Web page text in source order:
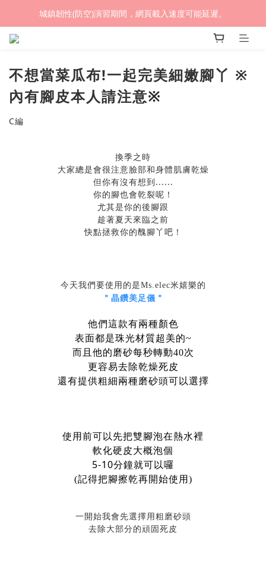
(熱銷加開優惠) 限時滿額贈🎁 LED循環涼風桌扇
城鎮韌性(防空)演習期間，網頁載入速度可能延遲。
(熱銷加開優惠) 限時滿額贈🎁 LED循環涼風桌扇
不想當菜瓜布!一起完美細嫩腳丫 ※
內有腳皮本人請注意※
C編
換季之時
大家總是會很注意臉部和身體肌膚乾燥
但你有沒有想到......
你的腳也會乾裂呢！
尤其是你的後腳跟
趁著夏天來臨之前
快點拯救你的醜腳丫吧！
今天我們要使用的是Ms.elec米嬉樂的
＂晶鑽美足儀＂
他們這款有兩種顏色
表面都是珠光材質超美的~
而且他的磨砂每秒轉動40次
更容易去除乾燥死皮
還有提供粗細兩種磨砂頭可以選擇
使用前可以先把雙腳泡在熱水裡
軟化硬皮大概泡個
5-10分鐘就可以囉
(記得把腳擦乾再開始使用)
一開始我會先選擇用粗磨砂頭
去除大部分的頑固死皮